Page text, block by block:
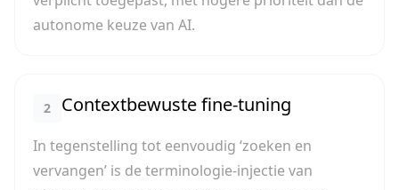
autonome keuze van AI.
2 Contextbewuste fine-tuning
In tegenstelling tot eenvoudig ‘zoeken en
vervangen’ is de terminologie-injectie van